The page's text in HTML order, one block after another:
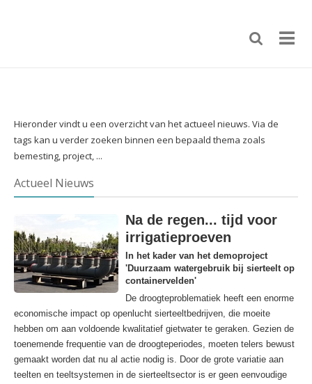
Hieronder vindt u een overzicht van het actueel nieuws. Via de
tags kan u verder zoeken binnen een bepaald thema zoals
bemesting, project, ...
Actueel Nieuws
Na de regen... tijd voor
irrigatieproeven
In het kader van het demoproject
'Duurzaam watergebruik bij sierteelt op
containervelden'
De droogteproblematiek heeft een enorme
economische impact op openlucht sierteeltbedrijven, die moeite
hebben om aan voldoende kwalitatief gietwater te geraken. Gezien de
toenemende frequentie van de droogteperiodes, moeten telers bewust
gemaakt worden dat nu al actie nodig is. Door de grote variatie aan
teelten en teeltsystemen in de sierteeltsector is er geen eenvoudige